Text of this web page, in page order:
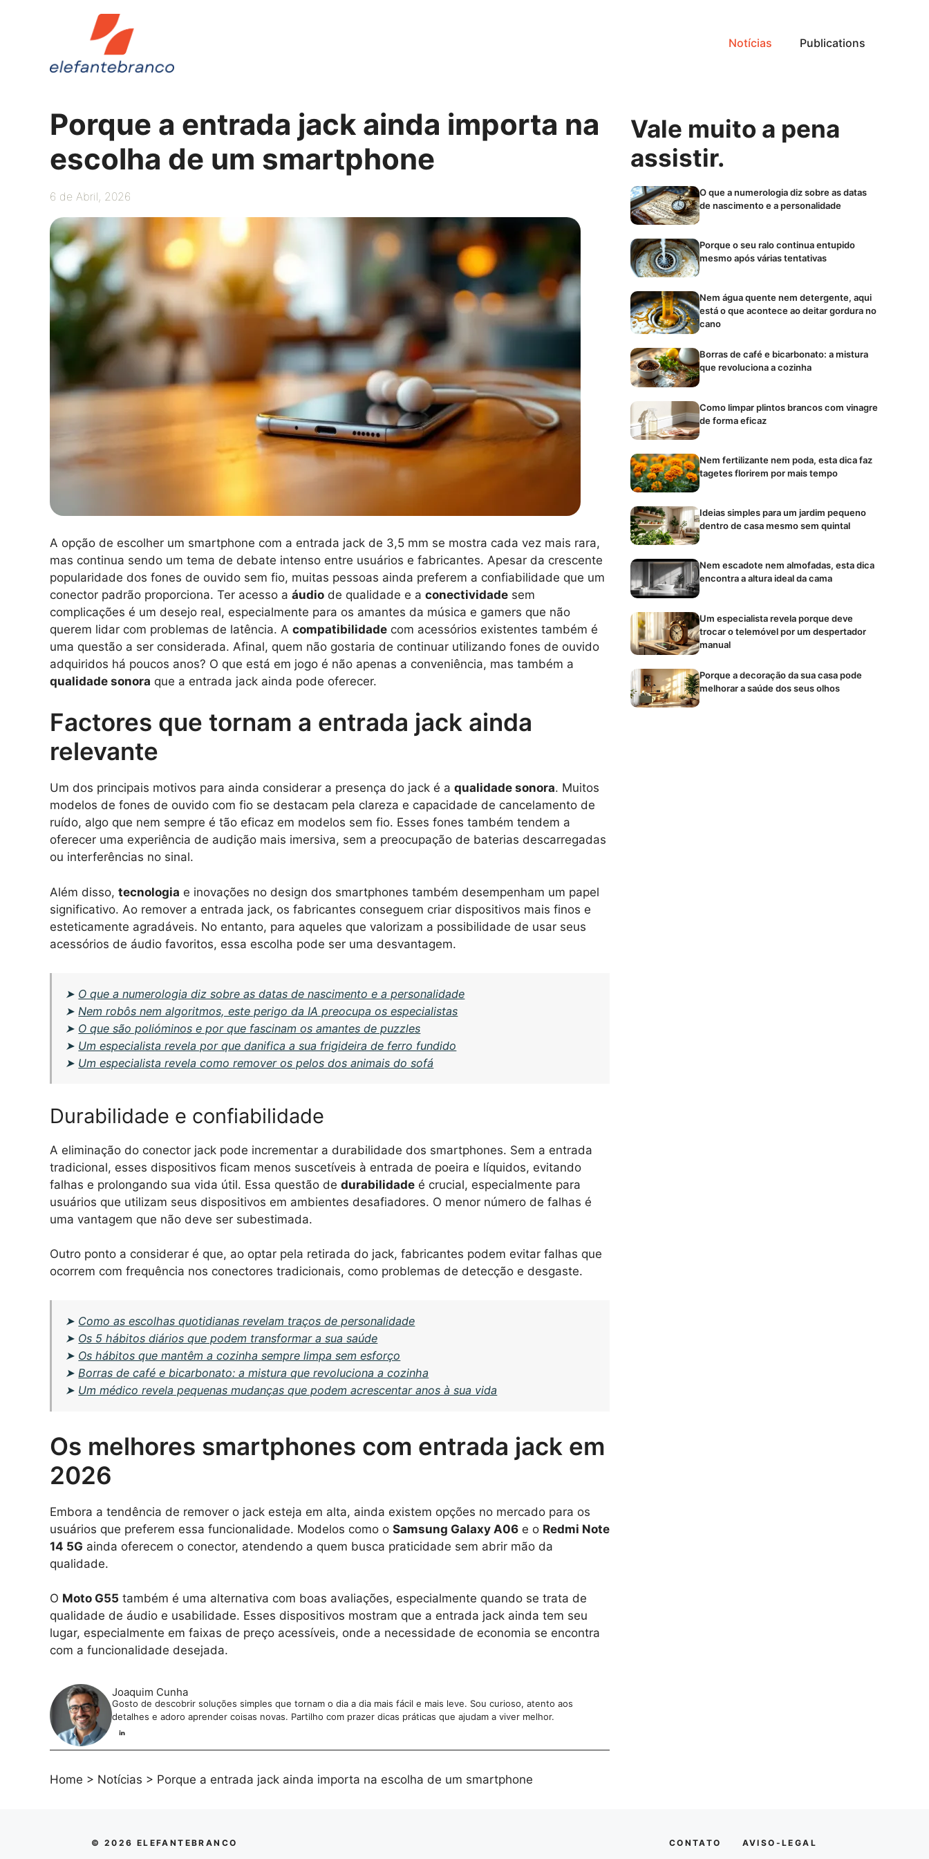
Notícias Publications
Porque a entrada jack ainda importa na
escolha de um smartphone
6 de Abril, 2026
A opção de escolher um smartphone com a entrada jack de 3,5 mm se mostra cada vez mais rara,
mas continua sendo um tema de debate intenso entre usuários e fabricantes. Apesar da crescente
popularidade dos fones de ouvido sem fio, muitas pessoas ainda preferem a confiabilidade que um
conector padrão proporciona. Ter acesso a áudio de qualidade e a conectividade sem
complicações é um desejo real, especialmente para os amantes da música e gamers que não
querem lidar com problemas de latência. A compatibilidade com acessórios existentes também é
uma questão a ser considerada. Afinal, quem não gostaria de continuar utilizando fones de ouvido
adquiridos há poucos anos? O que está em jogo é não apenas a conveniência, mas também a
qualidade sonora que a entrada jack ainda pode oferecer.
Factores que tornam a entrada jack ainda
relevante
Um dos principais motivos para ainda considerar a presença do jack é a qualidade sonora. Muitos
modelos de fones de ouvido com fio se destacam pela clareza e capacidade de cancelamento de
ruído, algo que nem sempre é tão eficaz em modelos sem fio. Esses fones também tendem a
oferecer uma experiência de audição mais imersiva, sem a preocupação de baterias descarregadas
ou interferências no sinal.
Além disso, tecnologia e inovações no design dos smartphones também desempenham um papel
significativo. Ao remover a entrada jack, os fabricantes conseguem criar dispositivos mais finos e
esteticamente agradáveis. No entanto, para aqueles que valorizam a possibilidade de usar seus
acessórios de áudio favoritos, essa escolha pode ser uma desvantagem.
➤ O que a numerologia diz sobre as datas de nascimento e a personalidade
➤ Nem robôs nem algoritmos, este perigo da IA preocupa os especialistas
➤ O que são polióminos e por que fascinam os amantes de puzzles
➤ Um especialista revela por que danifica a sua frigideira de ferro fundido
➤ Um especialista revela como remover os pelos dos animais do sofá
Durabilidade e confiabilidade
A eliminação do conector jack pode incrementar a durabilidade dos smartphones. Sem a entrada
tradicional, esses dispositivos ficam menos suscetíveis à entrada de poeira e líquidos, evitando
falhas e prolongando sua vida útil. Essa questão de durabilidade é crucial, especialmente para
usuários que utilizam seus dispositivos em ambientes desafiadores. O menor número de falhas é
uma vantagem que não deve ser subestimada.
Outro ponto a considerar é que, ao optar pela retirada do jack, fabricantes podem evitar falhas que
ocorrem com frequência nos conectores tradicionais, como problemas de detecção e desgaste.
➤ Como as escolhas quotidianas revelam traços de personalidade
➤ Os 5 hábitos diários que podem transformar a sua saúde
➤ Os hábitos que mantêm a cozinha sempre limpa sem esforço
➤ Borras de café e bicarbonato: a mistura que revoluciona a cozinha
➤ Um médico revela pequenas mudanças que podem acrescentar anos à sua vida
Os melhores smartphones com entrada jack em
2026
Embora a tendência de remover o jack esteja em alta, ainda existem opções no mercado para os
usuários que preferem essa funcionalidade. Modelos como o Samsung Galaxy A06 e o Redmi Note
14 5G ainda oferecem o conector, atendendo a quem busca praticidade sem abrir mão da
qualidade.
O Moto G55 também é uma alternativa com boas avaliações, especialmente quando se trata de
qualidade de áudio e usabilidade. Esses dispositivos mostram que a entrada jack ainda tem seu
lugar, especialmente em faixas de preço acessíveis, onde a necessidade de economia se encontra
com a funcionalidade desejada.
Joaquim Cunha
Gosto de descobrir soluções simples que tornam o dia a dia mais fácil e mais leve. Sou curioso, atento aos
detalhes e adoro aprender coisas novas. Partilho com prazer dicas práticas que ajudam a viver melhor.
Home > Notícias > Porque a entrada jack ainda importa na escolha de um smartphone
Vale muito a pena
assistir.
O que a numerologia diz sobre as datas
de nascimento e a personalidade
Porque o seu ralo continua entupido
mesmo após várias tentativas
Nem água quente nem detergente, aqui
está o que acontece ao deitar gordura no
cano
Borras de café e bicarbonato: a mistura
que revoluciona a cozinha
Como limpar plintos brancos com vinagre
de forma eficaz
Nem fertilizante nem poda, esta dica faz
tagetes florirem por mais tempo
Ideias simples para um jardim pequeno
dentro de casa mesmo sem quintal
Nem escadote nem almofadas, esta dica
encontra a altura ideal da cama
Um especialista revela porque deve
trocar o telemóvel por um despertador
manual
Porque a decoração da sua casa pode
melhorar a saúde dos seus olhos
© 2026 ELEFANTEBRANCO CONTATO AVISO-LEGAL